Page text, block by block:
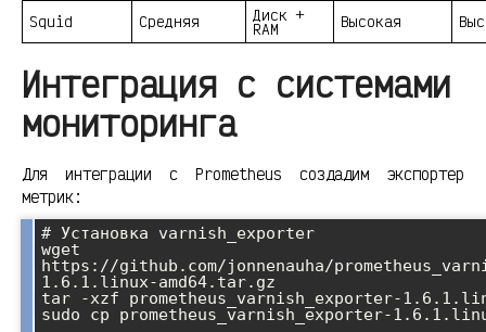
Squid Средняя Диск +
RAM Высокая
Интеграция с системами
мониторинга
Для интеграции с Prometheus создадим экспортер
метрик:
# Установка varnish_exporter
wget
https://github.com/jonnenauha/
1.6.1.linux-amd64.tar.gz
tar -xzf prometheus_varnish_exporter-
sudo cp prometheus_varnish_exporter-